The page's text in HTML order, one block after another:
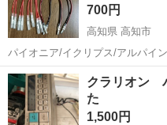
700円
高知県 高知市
パイオニア/イクリプス/アルパイ
セルスター/…
高知 高知市 カーナビ、
クラリオン
た
1,500円